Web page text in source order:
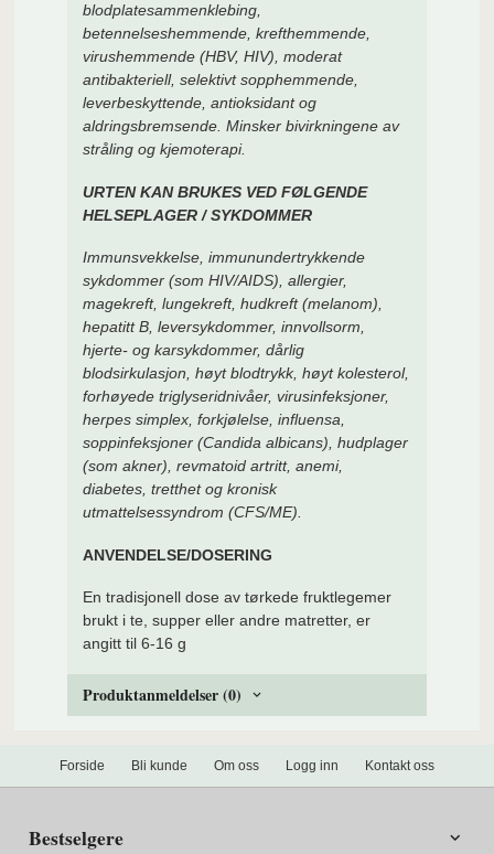
blodplatesammenklebing,
betennelseshemmende, krefthemmende,
virushemmende (HBV, HIV), moderat
antibakteriell, selektivt sopphemmende,
leverbeskyttende, antioksidant og
aldringsbremsende. Minsker bivirkningene av
stråling og kjemoterapi.
URTEN KAN BRUKES VED FØLGENDE
HELSEPLAGER / SYKDOMMER
Immunsvekkelse, immunundertrykkende
sykdommer (som HIV/AIDS), allergier,
magekreft, lungekreft, hudkreft (melanom),
hepatitt B, leversykdommer, innvollsorm,
hjerte- og karsykdommer, dårlig
blodsirkulasjon, høyt blodtrykk, høyt kolesterol,
forhøyede triglyseridnivåer, virusinfeksjoner,
herpes simplex, forkjølelse, influensa,
soppinfeksjoner (Candida albicans), hudplager
(som akner), revmatoid artritt, anemi,
diabetes, tretthet og kronisk
utmattelsessyndrom (CFS/ME).
ANVENDELSE/DOSERING
En tradisjonell dose av tørkede fruktlegemer
brukt i te, supper eller andre matretter, er
angitt til 6-16 g
Produktanmeldelser (0)
Forside Bli kunde Om oss Logg inn Kontakt oss
Bestselgere